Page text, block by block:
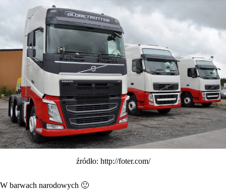
źródło: http://foter.com/
W barwach narodowych 🙂